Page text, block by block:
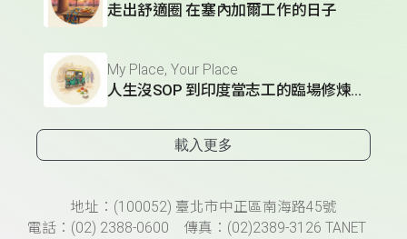
走出舒適圈 在塞內加爾工作的日子
My Place, Your Place
人生沒SOP 到印度當志工的臨場修煉術
載入更多
頁尾資訊地址：(100052) 臺北市中正區南海路45號
電話：(02) 2388-0600 傳真：(02)2389-3126 TANET